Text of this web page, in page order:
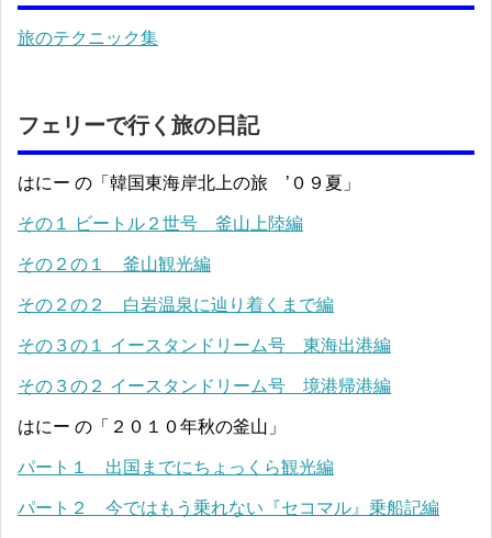
旅のテクニック集
フェリーで行く旅の日記
はにー の「韓国東海岸北上の旅 ’０９夏」
その１ ビートル２世号 釜山上陸編
その２の１ 釜山観光編
その２の２ 白岩温泉に辿り着くまで編
その３の１ イースタンドリーム号 東海出港編
その３の２ イースタンドリーム号 境港帰港編
はにー の「２０１０年秋の釜山」
パート１ 出国までにちょっくら観光編
パート２ 今ではもう乗れない『セコマル』乗船記編